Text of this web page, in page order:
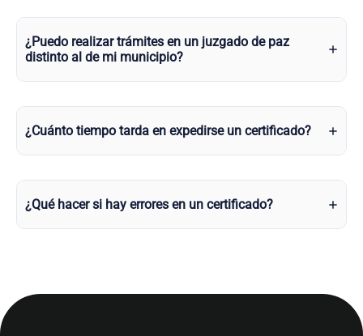
¿Puedo realizar trámites en un juzgado de paz
distinto al de mi municipio?
¿Cuánto tiempo tarda en expedirse un certificado?
¿Qué hacer si hay errores en un certificado?